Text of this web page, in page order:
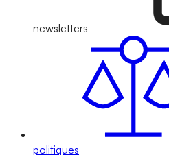
newsletters
politiques